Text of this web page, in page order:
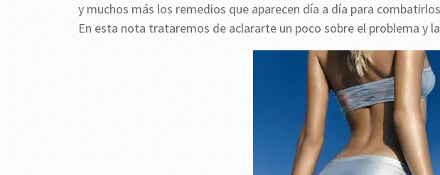
y muchos más los remedios que aparecen día a día para
En esta nota trataremos de aclararte un poco sobre el problema y